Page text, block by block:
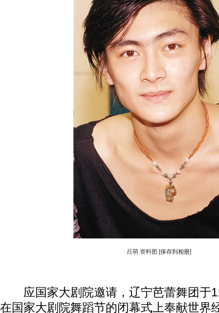
吕萌 资料图 [保存到相册]
应国家大剧院邀请，辽宁芭蕾舞团于
在国家大剧院舞蹈节的闭幕式上奉献世界